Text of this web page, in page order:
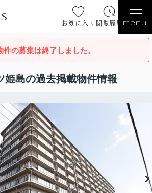
お気に入り 閲覧履歴 menu
件の募集は終了しました。
姫島の過去掲載物件情報